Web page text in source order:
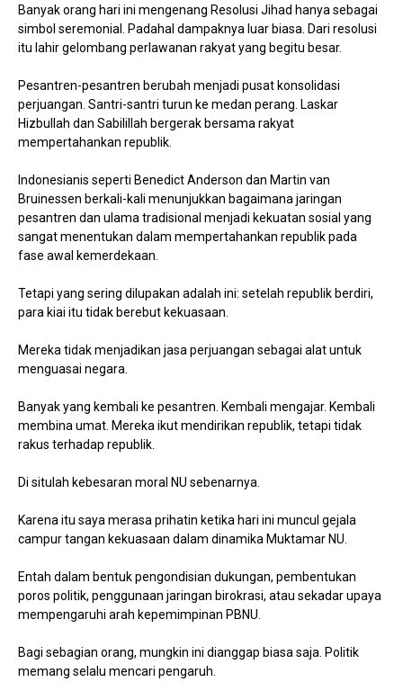
Banyak orang hari ini mengenang Resolusi Jihad hanya sebagai
simbol seremonial. Padahal dampaknya luar biasa. Dari resolusi
itu lahir gelombang perlawanan rakyat yang begitu besar.
Pesantren-pesantren berubah menjadi pusat konsolidasi
perjuangan. Santri-santri turun ke medan perang. Laskar
Hizbullah dan Sabilillah bergerak bersama rakyat
mempertahankan republik.
Indonesianis seperti Benedict Anderson dan Martin van
Bruinessen berkali-kali menunjukkan bagaimana jaringan
pesantren dan ulama tradisional menjadi kekuatan sosial yang
sangat menentukan dalam mempertahankan republik pada
fase awal kemerdekaan.
Tetapi yang sering dilupakan adalah ini: setelah republik berdiri,
para kiai itu tidak berebut kekuasaan.
Mereka tidak menjadikan jasa perjuangan sebagai alat untuk
menguasai negara.
Banyak yang kembali ke pesantren. Kembali mengajar. Kembali
membina umat. Mereka ikut mendirikan republik, tetapi tidak
rakus terhadap republik.
Di situlah kebesaran moral NU sebenarnya.
Karena itu saya merasa prihatin ketika hari ini muncul gejala
campur tangan kekuasaan dalam dinamika Muktamar NU.
Entah dalam bentuk pengondisian dukungan, pembentukan
poros politik, penggunaan jaringan birokrasi, atau sekadar upaya
mempengaruhi arah kepemimpinan PBNU.
Bagi sebagian orang, mungkin ini dianggap biasa saja. Politik
memang selalu mencari pengaruh.